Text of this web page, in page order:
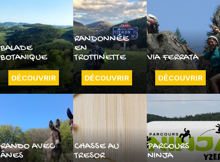
BALADE
BOTANIQUE
DÉCOUVRIR
RANDONNÉE
EN
TROTTINETTE
DÉCOUVRIR
VIA FERRATA
DÉCOUVRIR
RANDO AVEC
ÂNES
CHASSE AU
TRESOR
PARCOURS
NINJA